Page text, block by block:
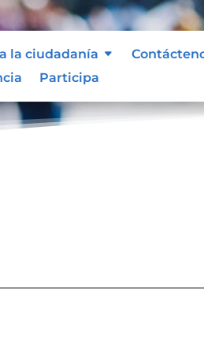
la ciudadanía
Participa